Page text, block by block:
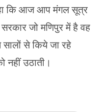
कि आज आप मंगल सूत्र
जो मणिपुर में है वह
से किये जा रहे
नहीं उठाती।